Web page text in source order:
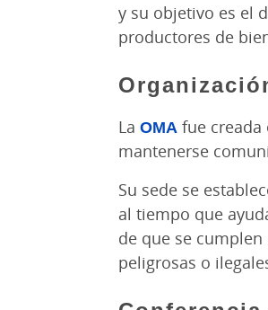
y su objetivo es el
productores de
La OMA fue creada
mantenerse
Su sede se
al tiempo que
de que se
peligrosas o